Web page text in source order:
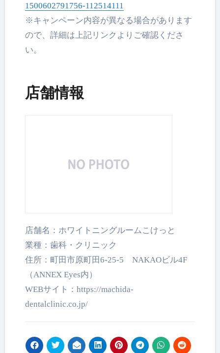
1500602791756-112514111
※キャンペーン内容が異なる場合があります
ので、詳細は上記リンクよりご確認くださ
い。
店舗情報
店舗名：ホワイトニングルームこけっと
業種：歯科・クリニック
住所：町田市原町田6-25-5 NAKAOビル4F
（ANNEX Eyes内）
WEBサイト：https://machida-
dentalclinic.co.jp/